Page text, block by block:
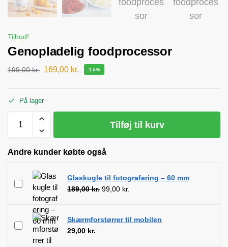
Tilbud!
Genopladelig foodprocessor
199,00kr. 169,00 kr. -15%
På lager
Tilføj til kurv
Andre kunder købte også
Glaskugle til fotografering – 60 mm
189,00kr. 99,00 kr.
Skærmforstørrer til mobilen
29,00 kr.